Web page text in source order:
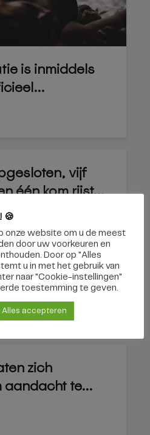
is inmiddels
vijf
één kom rijst...
zich
aandacht te...
🍪
onze website om u de meest
door uw voorkeuren en
Door op "Alles
u in met het gebruik van
naar "Cookie-instellingen"
toestemming te geven.
Alles accepteren